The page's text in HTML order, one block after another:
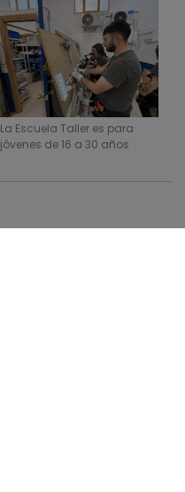
La Escuela Taller es para
jóvenes de 16 a 30 años